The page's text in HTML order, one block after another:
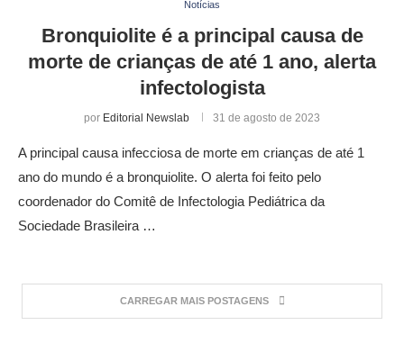
Notícias
Bronquiolite é a principal causa de
morte de crianças de até 1 ano, alerta
infectologista
por Editorial Newslab 31 de agosto de 2023
A principal causa infecciosa de morte em crianças de até 1
ano do mundo é a bronquiolite. O alerta foi feito pelo
coordenador do Comitê de Infectologia Pediátrica da
Sociedade Brasileira …
CARREGAR MAIS POSTAGENS